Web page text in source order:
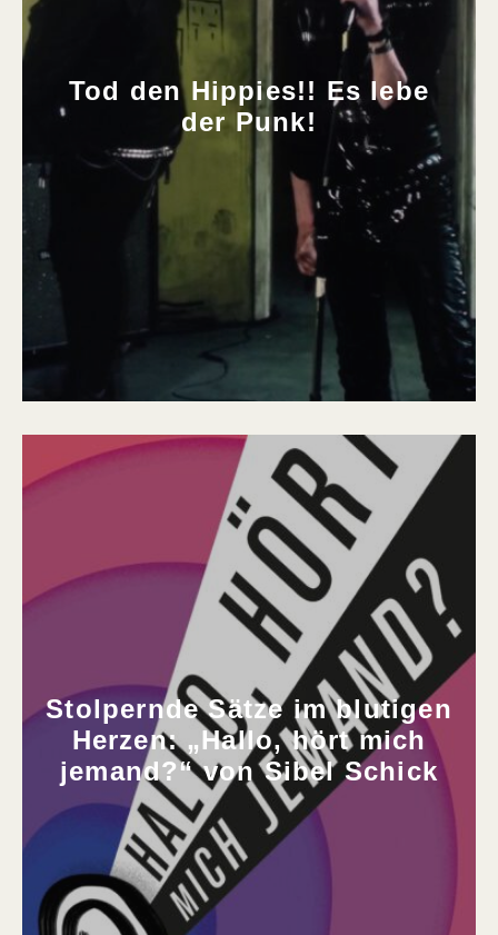
Tod den Hippies!! Es lebe
der Punk!
Stolpernde Sätze im blutigen
Herzen: „Hallo, hört mich
jemand?“ von Sibel Schick